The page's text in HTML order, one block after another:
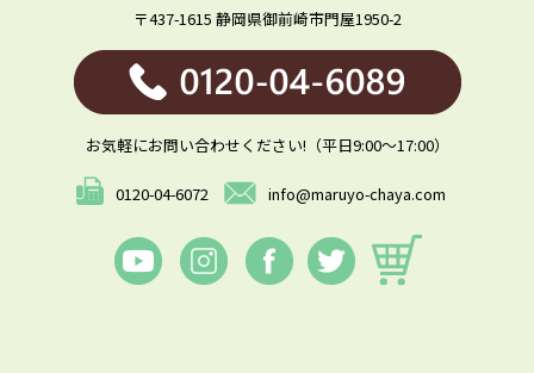
〒437-1615 静岡県御前崎市門屋1950-2
お気軽にお問い合わせください!（平日9:00～17:00）
0120-04-6072 info@maruyo-chaya.com